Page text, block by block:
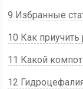
9 Избранные
10 Как
11 Какой
12